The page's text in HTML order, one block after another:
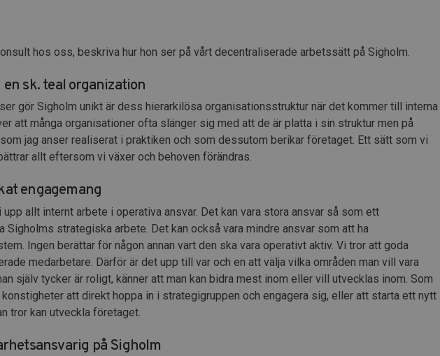
hos oss, beskriva hur hon ser på vårt decentraliserade arbetssätt på Sigholm.
sk. teal organization
gör Sigholm unikt är dess hierarkilösa organisationsstruktur när det kommer till interna
att många organisationer ofta slänger sig med att de är platta i sin struktur men på
jag anser realiserat i praktiken och som dessutom berikar företaget. Ett sätt som vi
allt eftersom vi växer och behoven förändras.
engagemang
allt internt arbete i operativa ansvar. Det kan vara stora ansvar så som ett
Sigholms strategiska arbete. Det kan också vara mindre ansvar som att ha
Ingen berättar för någon annan vart den ska vara operativt aktiv. Vi tror att goda
medarbetare. Därför är det upp till var och en att välja vilka områden man vill vara
själv tycker är roligt, känner att man kan bidra mest inom eller vill utvecklas inom. Som
att direkt hoppa in i strategigruppen och engagera sig, eller att starta ett nytt
tror kan utveckla företaget.
på Sigholm